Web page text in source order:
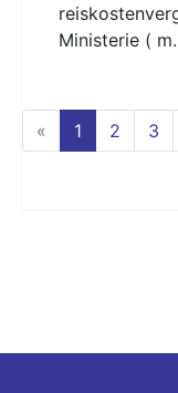
Ministerie (
« 1 (current)
2 3